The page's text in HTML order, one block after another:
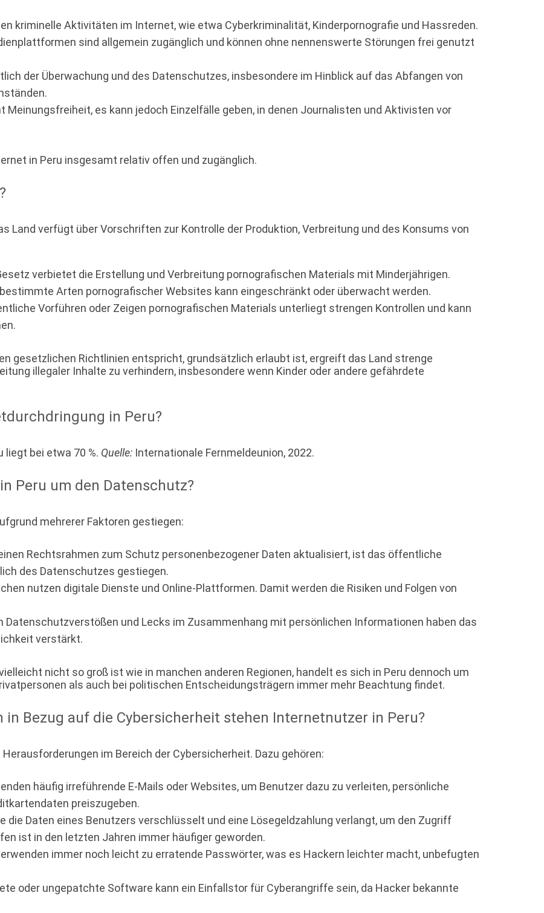
kriminelle Aktivitäten im Internet, wie etwa Cyberkriminalität, Kinderpornografie und Hassreden.
sind allgemein zugänglich und können ohne nennenswerte Störungen frei genutzt
der Überwachung und des Datenschutzes, insbesondere im Hinblick auf das Abfangen von
Meinungsfreiheit, es kann jedoch Einzelfälle geben, in denen Journalisten und Aktivisten vor
in Peru insgesamt relativ offen und zugänglich.
Land verfügt über Vorschriften zur Kontrolle der Produktion, Verbreitung und des Konsums von
verbietet die Erstellung und Verbreitung pornografischen Materials mit Minderjährigen.
Arten pornografischer Websites kann eingeschränkt oder überwacht werden.
Vorführen oder Zeigen pornografischen Materials unterliegt strengen Kontrollen und kann
gesetzlichen Richtlinien entspricht, grundsätzlich erlaubt ist, ergreift das Land strenge
illegaler Inhalte zu verhindern, insbesondere wenn Kinder oder andere gefährdete
in Peru?
liegt bei etwa 70 %. Quelle: Internationale Fernmeldeunion, 2022.
Peru um den Datenschutz?
mehrerer Faktoren gestiegen:
Rechtsrahmen zum Schutz personenbezogener Daten aktualisiert, ist das öffentliche
des Datenschutzes gestiegen.
nutzen digitale Dienste und Online-Plattformen. Damit werden die Risiken und Folgen von
Datenschutzverstößen und Lecks im Zusammenhang mit persönlichen Informationen haben das
verstärkt.
nicht so groß ist wie in manchen anderen Regionen, handelt es sich in Peru dennoch um
als auch bei politischen Entscheidungsträgern immer mehr Beachtung findet.
Bezug auf die Cybersicherheit stehen Internetnutzer in Peru?
im Bereich der Cybersicherheit. Dazu gehören:
häufig irreführende E-Mails oder Websites, um Benutzer dazu zu verleiten, persönliche
preiszugeben.
die Daten eines Benutzers verschlüsselt und eine Lösegeldzahlung verlangt, um den Zugriff
ist in den letzten Jahren immer häufiger geworden.
immer noch leicht zu erratende Passwörter, was es Hackern leichter macht, unbefugten
oder ungepatchte Software kann ein Einfallstor für Cyberangriffe sein, da Hacker bekannte